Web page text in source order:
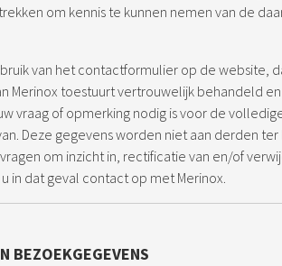
om kennis te kunnen nemen van de
van het contactformulier op de website,
Merinox toestuurt vertrouwelijk behandeld
vraag of opmerking nodig is voor de
Deze gegevens worden niet aan derden ter
om inzicht in, rectificatie van en/of
in dat geval contact op met Merinox.
BEZOEKGEGEVENS